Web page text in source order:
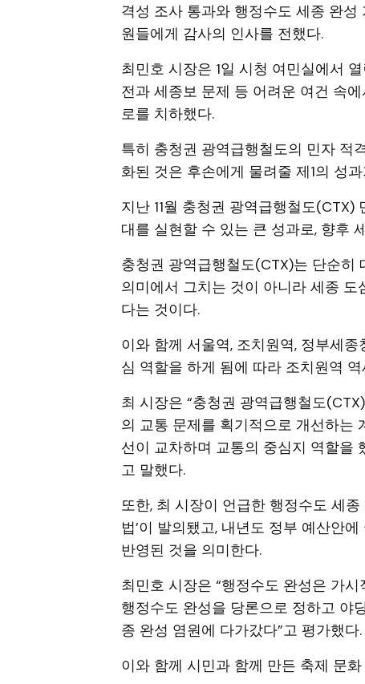
격성 조사 통과와 행정수도 세종 완
원들에게 감사의 인사를 전했다.
최민호 시장은 1일 시청 여민실에서
전과 세종보 문제 등 어려운 여건 속
로를 치하했다.
특히 충청권 광역급행철도의 민자 적
화된 것은 후손에게 물려줄 제1의 성
지난 11월 충청권 광역급행철도
대를 실현할 수 있는 큰 성과로, 향후
충청권 광역급행철도(CTX)는 단순히
의미에서 그치는 것이 아니라 세종
다는 것이다.
이와 함께 서울역, 조치원역, 정부세
심 역할을 하게 됨에 따라 조치원역
최 시장은 “충청권 광역급행철도
의 교통 문제를 획기적으로 개선하는
선이 교차하며 교통의 중심지 역할을
고 말했다.
또한, 최 시장이 언급한 행정수도 세
법’이 발의됐고, 내년도 정부 예산안
반영된 것을 의미한다.
최민호 시장은 “행정수도 완성은 가
행정수도 완성을 당론으로 정하고 야
종 완성 염원에 다가갔다”고 평가했다.
이와 함께 시민과 함께 만든 축제 문